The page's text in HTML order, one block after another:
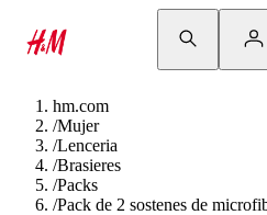
hm.com
/Mujer
/Lenceria
/Brasieres
/Packs
/Pack de 2 sostenes de